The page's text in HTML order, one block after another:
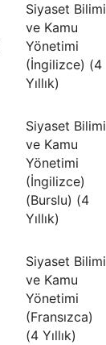
Siyaset Bilimi
ve Kamu
Yönetimi
(İngilizce) (4
Yıllık)
Siyaset Bilimi
ve Kamu
Yönetimi
(İngilizce)
(Burslu) (4
Yıllık)
Siyaset Bilimi
ve Kamu
Yönetimi
(Fransızca)
(4 Yıllık)